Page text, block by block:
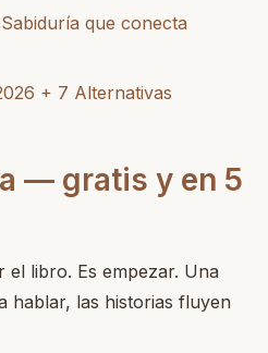
que conecta
+ 7 Alternativas
— gratis y en 5
el libro. Es empezar. Una
hablar, las historias fluyen